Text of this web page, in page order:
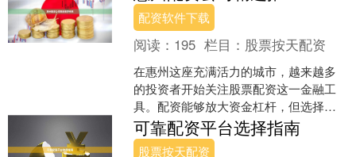
工具。然而，面对市场上众....
配资软件下载
阅读： 195 栏目： 股票按天配资
在惠州这座充满活力的城市，越来越多
的投资者开始关注股票配资这一金融工
具。配资能够放大资金杠杆，但选择一
家靠谱的配资公司至关重要。本文将为
您梳理惠州地区值得关注的....
可靠配资平台选择指南
股票按天配资